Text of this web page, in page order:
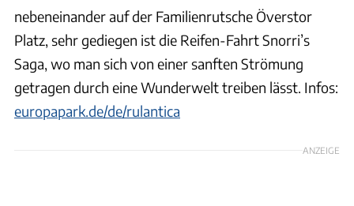
nebeneinander auf der Familienrutsche Överstor
Platz, sehr gediegen ist die Reifen-Fahrt Snorri’s
Saga, wo man sich von einer sanften Strömung
getragen durch eine Wunderwelt treiben lässt. Infos:
europapark.de/de/rulantica
ANZEIGE